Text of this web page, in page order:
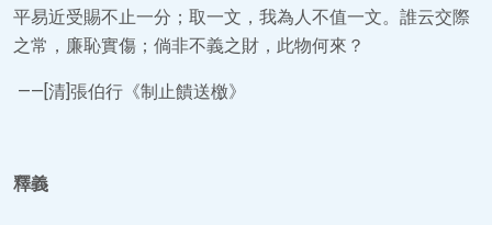
平易近受賜不止一分；取一文，我為人不值一文。誰云交際
之常，廉恥實傷；倘非不義之財，此物何來？
——[清]張伯行《制止饋送檄》
釋義